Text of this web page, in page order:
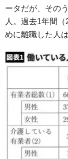
ータだが、その
人。過去1年間
めに離職した人